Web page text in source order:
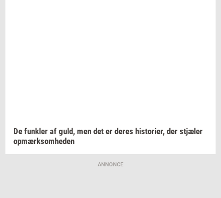
De funk­ler af guld, men det er deres hi­sto­ri­er, der stjæ­ler
op­mærk­som­he­den
ANNONCE